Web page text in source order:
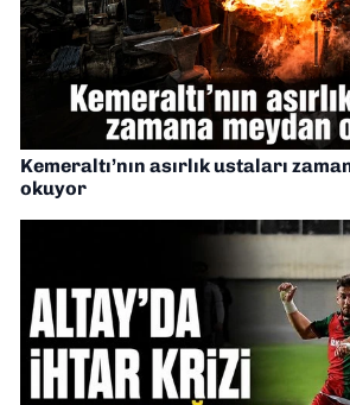
Kemeraltı’nın asırlık ustaları
okuyor